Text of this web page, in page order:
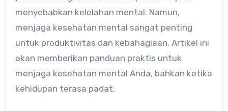
menyebabkan kelelahan mental. Namun,
menjaga kesehatan mental sangat penting
untuk produktivitas dan kebahagiaan. Artikel ini
akan memberikan panduan praktis untuk
menjaga kesehatan mental Anda, bahkan ketika
kehidupan terasa padat.